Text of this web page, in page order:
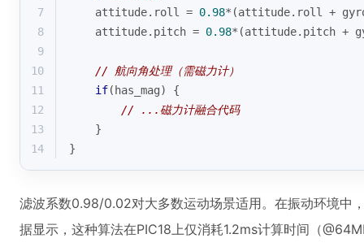
7
    attitude.roll =
0.98*(attitude.roll +
8
    attitude.pitch =
0.98*(attitude.pitch +
9
10
// 航向角处理（需磁力计）
11
if(has_mag) {
12
// ...磁力计融合代码
13
    }
14
}
滤波系数0.98/0.02对大多数运动场景适用。在振动环境中
据显示，这种算法在PIC18上仅消耗1.2ms计算时间（